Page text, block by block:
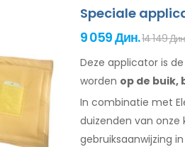
Speciale
9 059 Дин.14 149
Deze applicator is
worden op de buik,
In combinatie met
duizenden van
gebruiksaanwijzing